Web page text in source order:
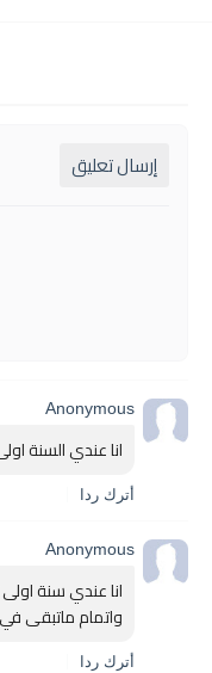
إرسال تعليق
Anonymous
انا عندي السنة
أترك ردا
Anonymous
واتمام ماتبقى
أترك ردا